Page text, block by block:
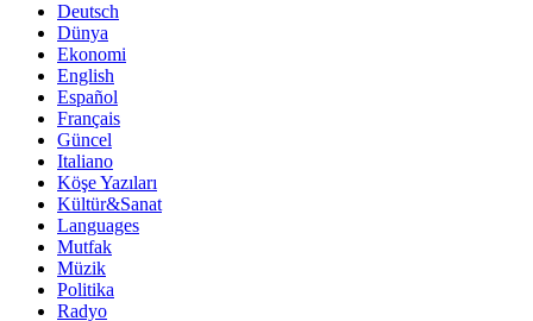
Deutsch
Dünya
Ekonomi
English
Español
Français
Güncel
Italiano
Köşe Yazıları
Kültür&Sanat
Languages
Mutfak
Müzik
Politika
Radyo